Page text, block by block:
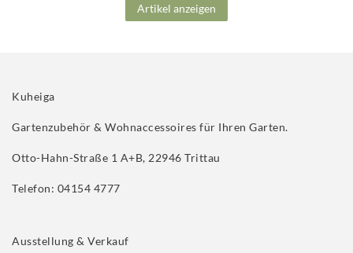
Artikel anzeigen
Kuheiga
Gartenzubehör & Wohnaccessoires für Ihren Garten.
Otto-Hahn-Straße 1 A+B, 22946 Trittau
Telefon: 04154 4777
Ausstellung & Verkauf